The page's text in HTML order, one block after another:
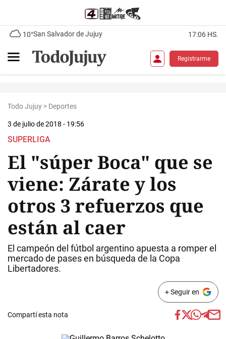
10°San Salvador de Jujuy 17:06 HS.
Registrarme
Todo Jujuy > Deportes
3 de julio de 2018 - 19:56
SUPERLIGA
El "súper Boca" que se
viene: Zárate y los
otros 3 refuerzos que
están al caer
El campeón del fútbol argentino apuesta a romper el
mercado de pases en búsqueda de la Copa
Libertadores.
+ Seguir en
Compartí esta nota